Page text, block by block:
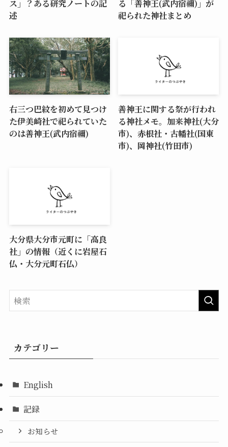
ス」？ある研究ノートの記
述
る「善神王(武内宿禰)」が
祀られた神社まとめ
右三つ巴紋を初めて見つけ
た伊美崎社で祀られていた
のは善神王(武内宿禰)
善神王に関する祭が行われ
る神社メモ。加来神社(大分
市)、赤根社・古幡社(国東
市)、岡神社(竹田市)
大分県大分市元町に「高良
社」の情報（近くに岩屋石
仏・大分元町石仏）
カテゴリー
English
記録
お知らせ